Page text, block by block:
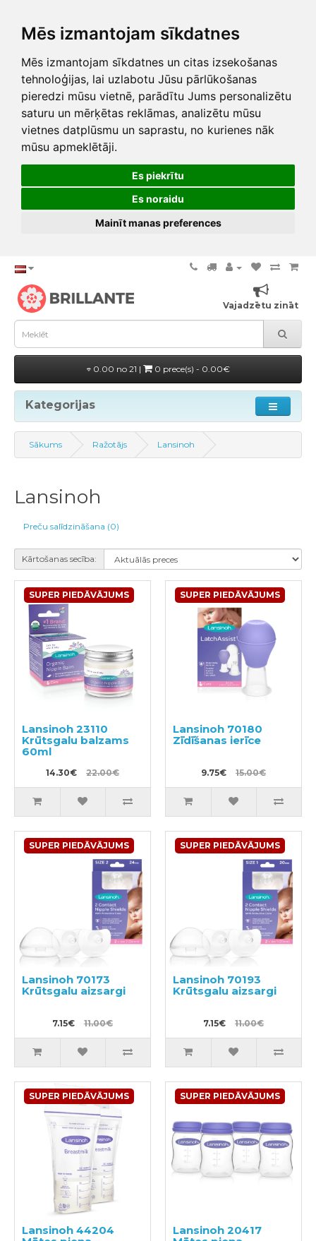
Mēs izmantojam sīkdatnes
Mēs izmantojam sīkdatnes un citas izsekošanas
tehnoloģijas, lai uzlabotu Jūsu pārlūkošanas
pieredzi mūsu vietnē, parādītu Jums personalizētu
saturu un mērķētas reklāmas, analizētu mūsu
vietnes datplūsmu un saprastu, no kurienes nāk
mūsu apmeklētāji.
Es piekrītu
Es noraidu
Mainīt manas preferences
Vajadzētu zināt
0.00 no 21 | 0 prece(s) - 0.00€
Kategorijas
Sākums Ražotājs Lansinoh
Lansinoh
Preču salīdzināšana (0)
Kārtošanas secība:
SUPER PIEDĀVĀJUMS
Lansinoh 23110
Krūtsgalu balzams
60ml
14.30€ 22.00€
SUPER PIEDĀVĀJUMS
Lansinoh 70180
Zīdīšanas ierīce
9.75€ 15.00€
SUPER PIEDĀVĀJUMS
Lansinoh 70173
Krūtsgalu aizsargi
7.15€ 11.00€
SUPER PIEDĀVĀJUMS
Lansinoh 70193
Krūtsgalu aizsargi
7.15€ 11.00€
SUPER PIEDĀVĀJUMS
Lansinoh 44204
SUPER PIEDĀVĀJUMS
Lansinoh 20417